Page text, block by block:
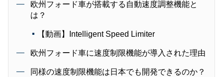
欧州フォード車が搭載する自動速度調整機能と
は？
【動画】Intelligent Speed Limiter
欧州フォード車に速度制限機能が導入された理由
同様の速度制限機能は日本でも開発できるのか？